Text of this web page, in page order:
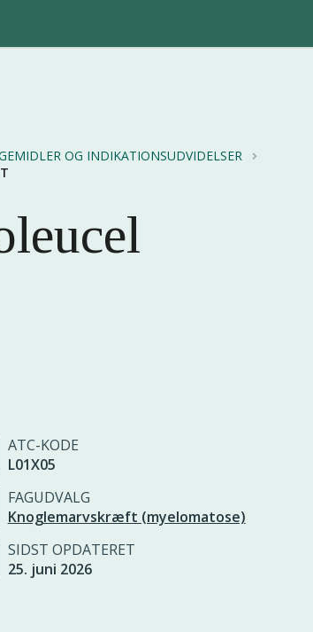
OG INDIKATIONSUDVIDELSER
ATC-KODE
L01X05
FAGUDVALG
Knoglemarvskræft (myelomatose)
SIDST OPDATERET
25. juni 2026